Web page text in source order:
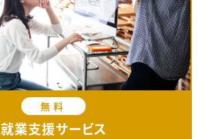
無料
就業支援サービス